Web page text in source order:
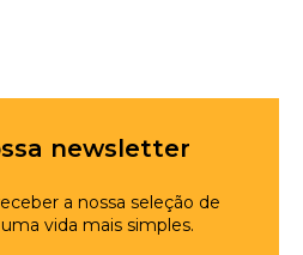
newsletter
a nossa seleção de
vida mais simples.